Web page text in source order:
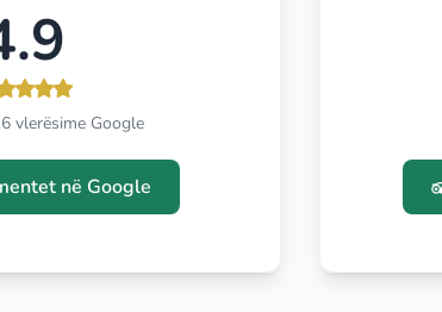
vlerësime Google
në Google